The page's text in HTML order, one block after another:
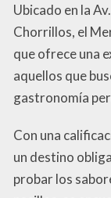
Ubicado en la
Chorrillos, el
que ofrece una
aquellos que
gastronomía
Con una
un destino
probar los